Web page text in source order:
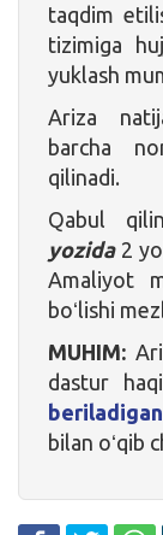
taqdim
tizimiga
yuklash
Ariza
barcha
qilinadi.
Qabul
yozida2
Amaliyot
boʻlishi
MUHIM:
dastur
bilan oʻqib